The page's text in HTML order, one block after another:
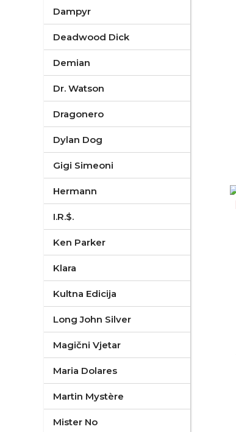
Dampyr
Deadwood Dick
Demian
Dr. Watson
Dragonero
Dylan Dog
Gigi Simeoni
Hermann
I.R.$.
Ken Parker
Klara
Kultna Edicija
Long John Silver
Magični Vjetar
Maria Dolares
Martin Mystère
Mister No